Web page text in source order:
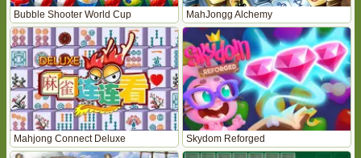
Bubble Shooter World Cup MahJongg Alchemy
Mahjong Connect Deluxe Skydom Reforged